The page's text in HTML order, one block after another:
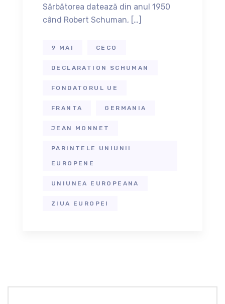
Sărbătorea datează din anul 1950
când Robert Schuman, […]
9 MAI CECO
DECLARATION SCHUMAN
FONDATORUL UE
FRANTA GERMANIA
JEAN MONNET
PARINTELE UNIUNII
EUROPENE
UNIUNEA EUROPEANA
ZIUA EUROPEI